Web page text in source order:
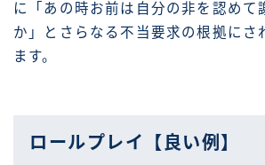
に「あの時お前は自分の非を認めて
か」とさらなる不当要求の根拠にさ
ます。
ロールプレイ【良い例】